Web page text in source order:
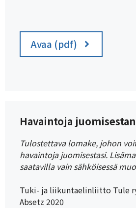
Avaa (pdf)
Havaintoja
Tulostettava lomake, johon
havaintoja juomisestasi.
saatavilla vain sähköisessä
Tuki- ja liikuntaelinliitto Tule
Absetz 2020